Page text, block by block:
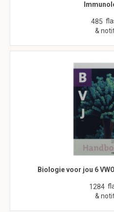
485
&
Biologie voor jou 6
1284
&